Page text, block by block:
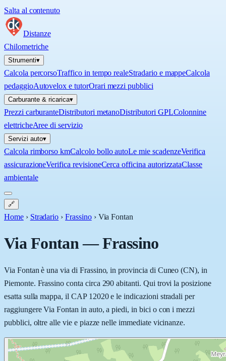
Salta al contenuto
Distanze
Chilometriche
Strumenti▾
Calcola percorsoTraffico in tempo realeStradario e mappeCalcola
pedaggioAutovelox e tutorOrari mezzi pubblici
Carburante & ricarica▾
Prezzi carburanteDistributori metanoDistributori GPLColonnine
elettricheAree di servizio
Servizi auto▾
Calcola rimborso kmCalcolo bollo autoLe mie scadenzeVerifica
assicurazioneVerifica revisioneCerca officina autorizzataClasse
ambientale
🔗
Home › Stradario › Frassino › Via Fontan
Via Fontan—Frassino
Via Fontan è una via di Frassino, in provincia di Cuneo (CN), in
Piemonte. Frassino conta circa 290 abitanti. Qui trovi la posizione
esatta sulla mappa, il CAP 12020 e le indicazioni stradali per
raggiungere Via Fontan in auto, a piedi, in bici o con i mezzi
pubblici, oltre alle vie e piazze nelle immediate vicinanze.